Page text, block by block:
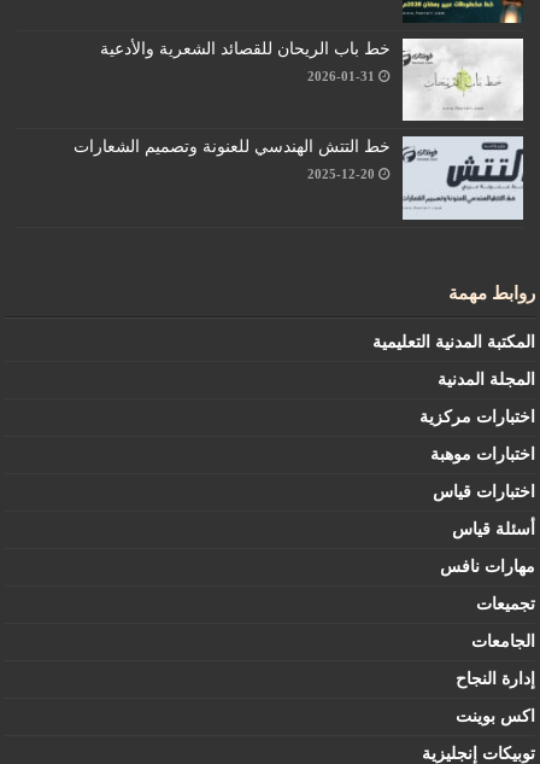
خط باب الريحان للقصائد الشعرية والأدعية
2026-01-31
خط التتش الهندسي للعنونة وتصميم الشعارات
2025-12-20
روابط مهمة
المكتبة المدنية التعليمية
المجلة المدنية
اختبارات مركزية
اختبارات موهبة
اختبارات قياس
أسئلة قياس
مهارات نافس
تجميعات
الجامعات
إدارة النجاح
اكس بوينت
توبيكات إنجليزية